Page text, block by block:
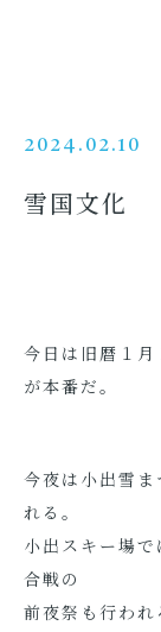
2024.02.10
雪国文化
今日は旧暦１
が本番だ。
今夜は小出雪
れる。
小出スキー場
合戦の
前夜祭も行わ